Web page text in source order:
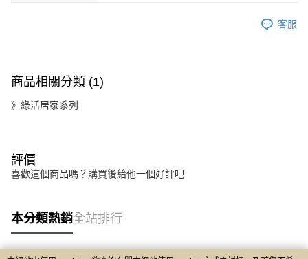
客服
商品相關分類 (1)
》綠活居家系列
評價
喜歡這個商品嗎？購買後給他一個好評吧
本分類熱銷全站排行